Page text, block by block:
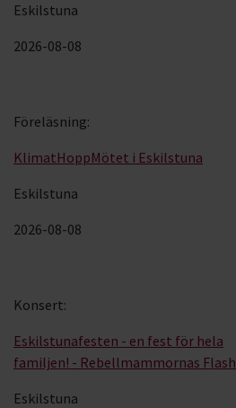
Eskilstuna
2026-08-08
KlimatHoppMötet i Eskilstuna
Eskilstuna
2026-08-08
Föreläsning:
Eskilstunafesten - en fest för hela
familjen! - Rebellmammornas
Eskilstuna
Konsert: